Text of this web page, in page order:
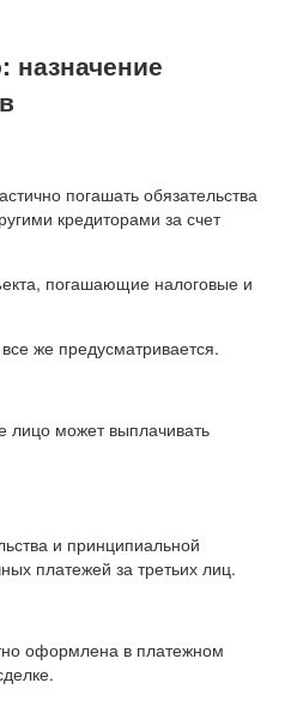
назначение
погашать обязательства
кредиторами за счет
погашающие налоговые и
же предусматривается.
лицо может выплачивать
и принципиальной
платежей за третьих лиц.
оформлена в платежном